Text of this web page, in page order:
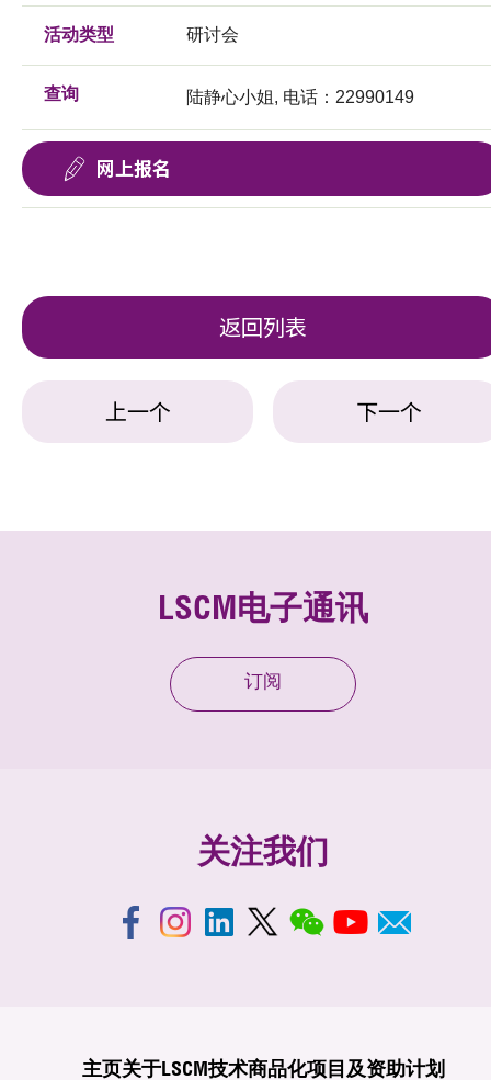
活动类型 研讨会
查询 陆静心小姐, 电话：22990149
网上报名
返回列表
上一个 下一个
LSCM电子通讯
订阅
关注我们
主页关于LSCM技术商品化项目及资助计划